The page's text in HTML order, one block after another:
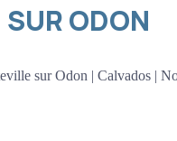
SUR ODON
sur Odon | Calvados |